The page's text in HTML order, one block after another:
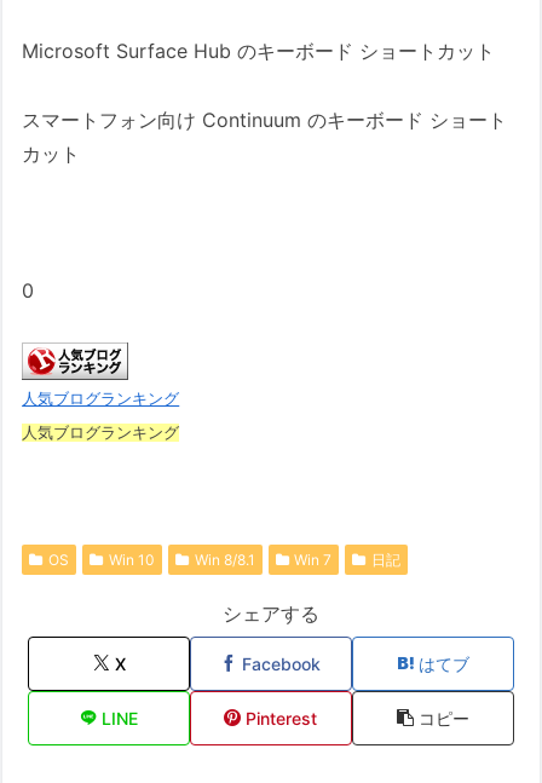
Microsoft Surface Hub のキーボード ショートカット
スマートフォン向け Continuum のキーボード ショート
カット
0
人気ブログランキング
人気ブログランキング
OS Win 10 Win 8/8.1 Win 7 日記
シェアする
X Facebook はてブ
LINE Pinterest コピー